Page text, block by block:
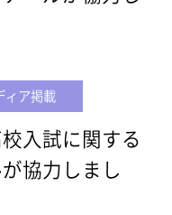
ィア掲載
入試に関する
協力しまし